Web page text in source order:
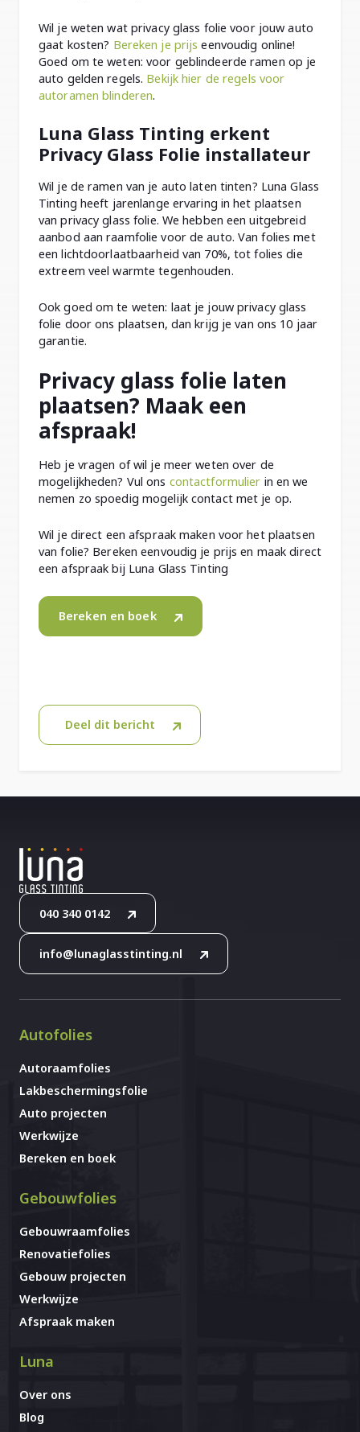
Wil je weten wat privacy glass folie voor jouw auto
gaat kosten? Bereken je prijs eenvoudig online!
Goed om te weten: voor geblindeerde ramen op je
auto gelden regels. Bekijk hier de regels voor
autoramen blinderen.
Luna Glass Tinting erkent
Privacy Glass Folie installateur
Wil je de ramen van je auto laten tinten? Luna Glass
Tinting heeft jarenlange ervaring in het plaatsen
van privacy glass folie. We hebben een uitgebreid
aanbod aan raamfolie voor de auto. Van folies met
een lichtdoorlaatbaarheid van 70%, tot folies die
extreem veel warmte tegenhouden.
Ook goed om te weten: laat je jouw privacy glass
folie door ons plaatsen, dan krijg je van ons 10 jaar
garantie.
Privacy glass folie laten
plaatsen? Maak een
afspraak!
Heb je vragen of wil je meer weten over de
mogelijkheden? Vul ons contactformulier in en we
nemen zo spoedig mogelijk contact met je op.
Wil je direct een afspraak maken voor het plaatsen
van folie? Bereken eenvoudig je prijs en maak direct
een afspraak bij Luna Glass Tinting
Bereken en boek
Deel dit bericht
040 340 0142
info@lunaglasstinting.nl
Autofolies
Autoraamfolies
Lakbeschermingsfolie
Auto projecten
Werkwijze
Bereken en boek
Gebouwfolies
Gebouwraamfolies
Renovatiefolies
Gebouw projecten
Werkwijze
Afspraak maken
Luna
Over ons
Blog